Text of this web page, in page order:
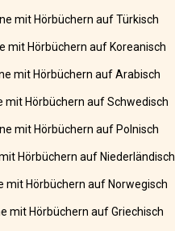
mit Hörbüchern auf Türkisch
mit Hörbüchern auf Koreanisch
mit Hörbüchern auf Arabisch
mit Hörbüchern auf Schwedisch
mit Hörbüchern auf Polnisch
Hörbüchern auf Niederländisch
mit Hörbüchern auf Norwegisch
mit Hörbüchern auf Griechisch